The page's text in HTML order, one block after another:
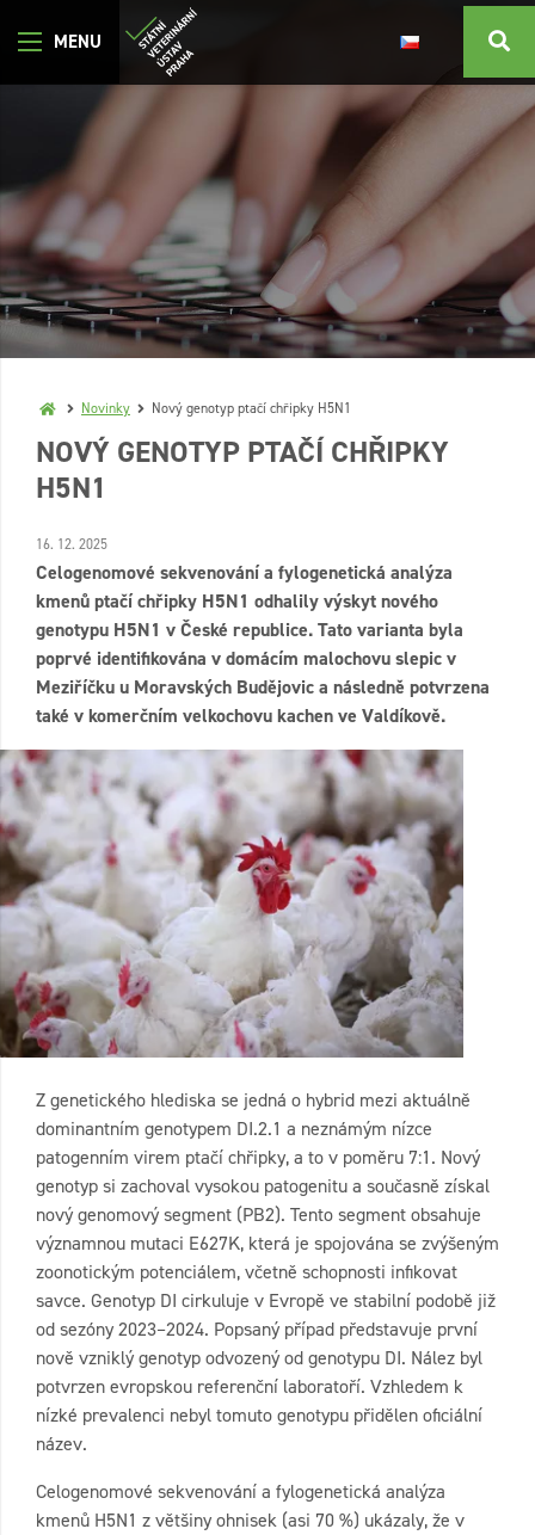
Novinky Nový genotyp ptačí chřipky H5N1
NOVÝ GENOTYP PTAČÍ CHŘIPKY
H5N1
16. 12. 2025
Celogenomové sekvenování a fylogenetická analýza
kmenů ptačí chřipky H5N1 odhalily výskyt nového
genotypu H5N1 v České republice. Tato varianta byla
poprvé identifikována v domácím malochovu slepic v
Meziříčku u Moravských Budějovic a následně potvrzena
také v komerčním velkochovu kachen ve Valdíkově.
Z genetického hlediska se jedná o hybrid mezi aktuálně
dominantním genotypem DI.2.1 a neznámým nízce
patogenním virem ptačí chřipky, a to v poměru 7:1. Nový
genotyp si zachoval vysokou patogenitu a současně získal
nový genomový segment (PB2). Tento segment obsahuje
významnou mutaci E627K, která je spojována se zvýšeným
zoonotickým potenciálem, včetně schopnosti infikovat
savce. Genotyp DI cirkuluje v Evropě ve stabilní podobě již
od sezóny 2023–2024. Popsaný případ představuje první
nově vzniklý genotyp odvozený od genotypu DI. Nález byl
potvrzen evropskou referenční laboratoří. Vzhledem k
nízké prevalenci nebyl tomuto genotypu přidělen oficiální
název.
Celogenomové sekvenování a fylogenetická analýza
kmenů H5N1 z většiny ohnisek (asi 70 %) ukázaly, že v